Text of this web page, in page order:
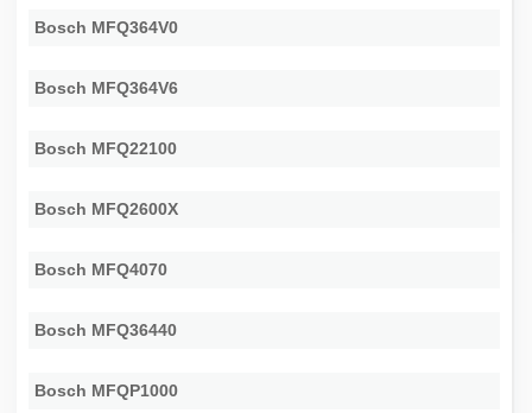
Bosch MFQ364V0
Bosch MFQ364V6
Bosch MFQ22100
Bosch MFQ2600X
Bosch MFQ4070
Bosch MFQ36440
Bosch MFQP1000